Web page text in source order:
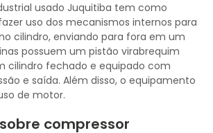
usado Juquitiba tem como
uso dos mecanismos internos para
cilindro, enviando para fora em um
possuem um pistão virabrequim
cilindro fechado e equipado com
e saída. Além disso, o equipamento
de motor.
compressor